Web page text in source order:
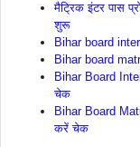
मैट्रिक इंटर पास
शुरू
Bihar board
Bihar board
Bihar Board
चेक
Bihar Board
करें चेक